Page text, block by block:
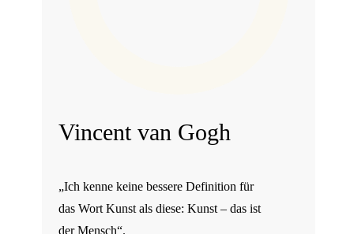
Vincent van Gogh
„Ich kenne keine bessere Definition für
das Wort Kunst als diese: Kunst – das ist
der Mensch“.